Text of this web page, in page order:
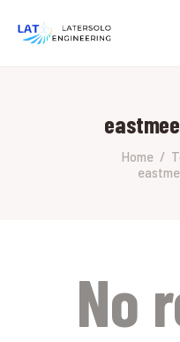
Home
HOME
SOBRE A
ENGINEERING
No